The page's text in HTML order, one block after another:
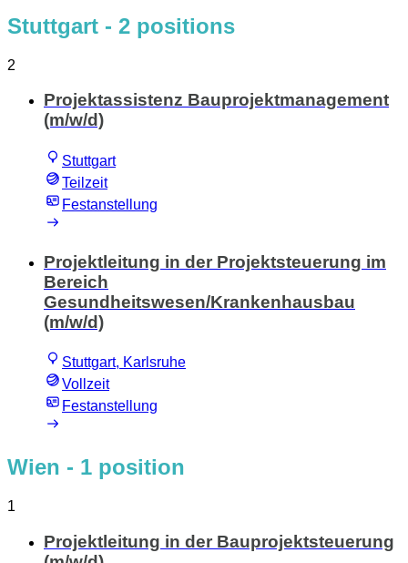
Stuttgart - 2 positions
2
Projektassistenz Bauprojektmanagement
(m/w/d)
Stuttgart
Teilzeit
Festanstellung
Projektleitung in der Projektsteuerung im
Bereich
Gesundheitswesen/Krankenhausbau
(m/w/d)
Stuttgart, Karlsruhe
Vollzeit
Festanstellung
Wien - 1 position
1
Projektleitung in der Bauprojektsteuerung